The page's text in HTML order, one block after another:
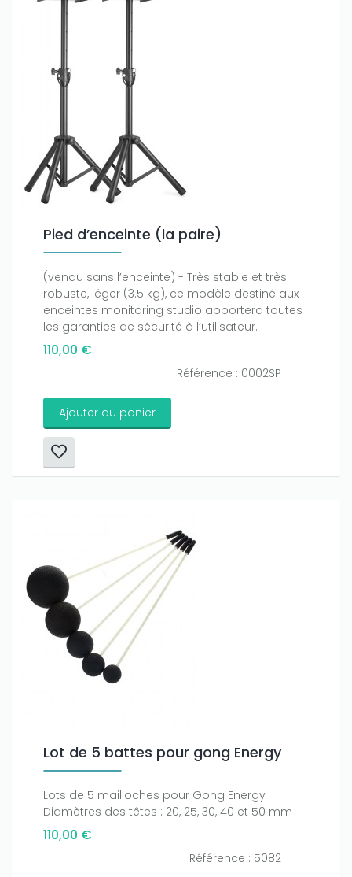
Pied d’enceinte (la paire)
(vendu sans l’enceinte) - Très stable et très
robuste, léger (3.5 kg), ce modèle destiné aux
enceintes monitoring studio apportera toutes
les garanties de sécurité à l’utilisateur.
110,00 €
Référence : 0002SP
Ajouter au panier
Lot de 5 battes pour gong Energy
Lots de 5 mailloches pour Gong Energy
Diamètres des têtes : 20, 25, 30, 40 et 50 mm
110,00 €
Référence : 5082